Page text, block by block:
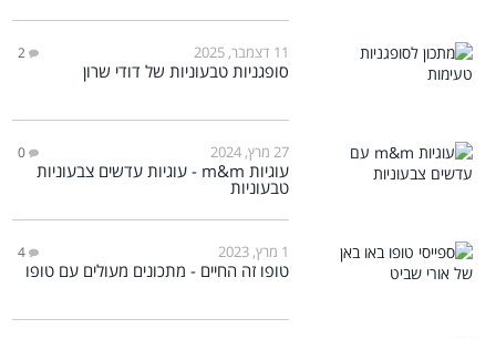
11 דצמבר, 2025 2
סופגניות טבעוניות של דודי שרון
27 מרץ, 2024 0
עוגיות m&m - עוגיות עדשים צבעוניות
טבעוניות
1 מרץ, 2023 4
טופו זה החיים - מתכונים מעולים עם טופו